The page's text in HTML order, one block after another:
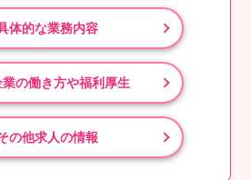
体的な業務内容
業の働き方や福利厚生
の他求人の情報